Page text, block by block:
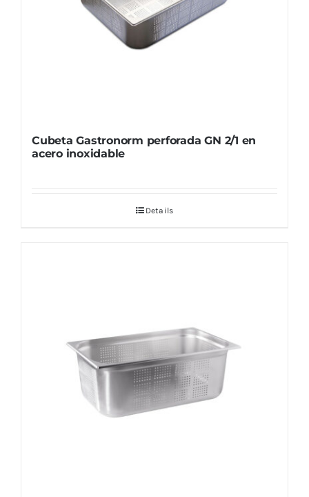
Cubeta Gastronorm perforada GN 2/1 en
acero inoxidable
Details